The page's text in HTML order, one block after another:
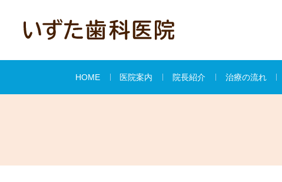
HOME 医院案内 院長紹介 治療の流れ